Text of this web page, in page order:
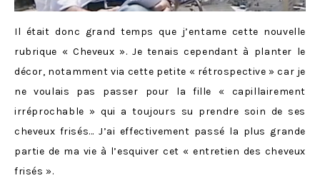
Il était donc grand temps que j’entame cette nouvelle
rubrique « Cheveux ». Je tenais cependant à planter le
décor, notamment via cette petite « rétrospective » car je
ne voulais pas passer pour la fille « capillairement
irréprochable » qui a toujours su prendre soin de ses
cheveux frisés… J’ai effectivement passé la plus grande
partie de ma vie à l’esquiver cet « entretien des cheveux
frisés ».